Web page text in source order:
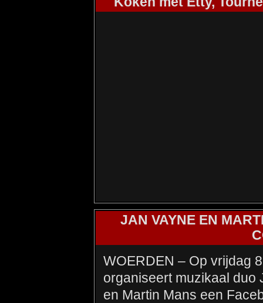
JAN VAYNE EN
WOERDEN – Op vrijdag
organiseert muzikaal duo
en Martin Mans een